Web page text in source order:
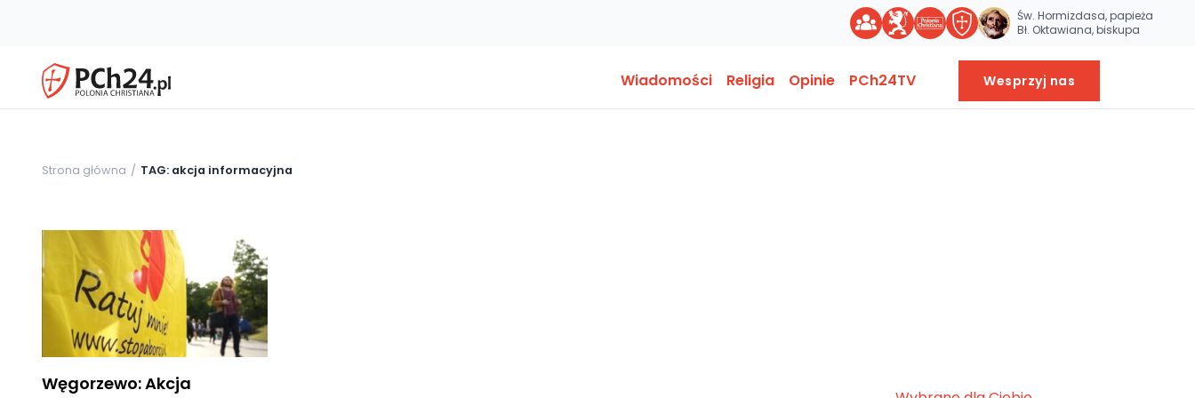
Św. Hormizdasa, papieża
Bł. Oktawiana, biskupa
Wiadomości Religia Opinie PCh24TV Wesprzyj nas
Strona główna TAG: akcja informacyjna
Węgorzewo: Akcja